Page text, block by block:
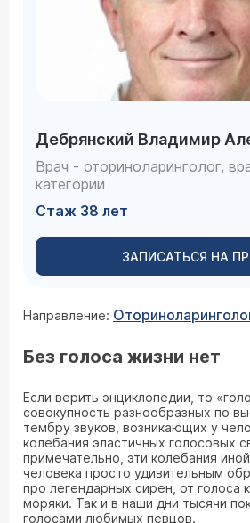
Дебрянский Владимир
Врач - оториноларинголог,
категории
Стаж 38 лет
ЗАПИСАТЬСЯ НА
Направление:
Без голоса жизни нет
Если верить энциклопедии, то
совокупность разнообразных по
тембру звуков, возникающих у
колебания эластичных голосовых
примечательно, эти колебания
человека просто удивительным
про легендарных сирен, от голоса
моряки. Так и в наши дни тысячи
голосами любимых певцов.